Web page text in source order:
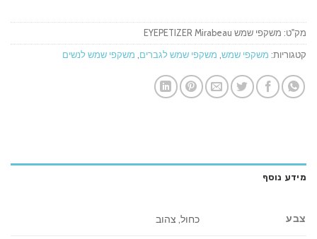
מק"ט: משקפי שמש EYEPETIZER Mirabeau
קטגוריות: משקפי שמש משקפי שמש לגברים משקפי שמש לנשים
מידע נוסף
צבע כחול, צהוב